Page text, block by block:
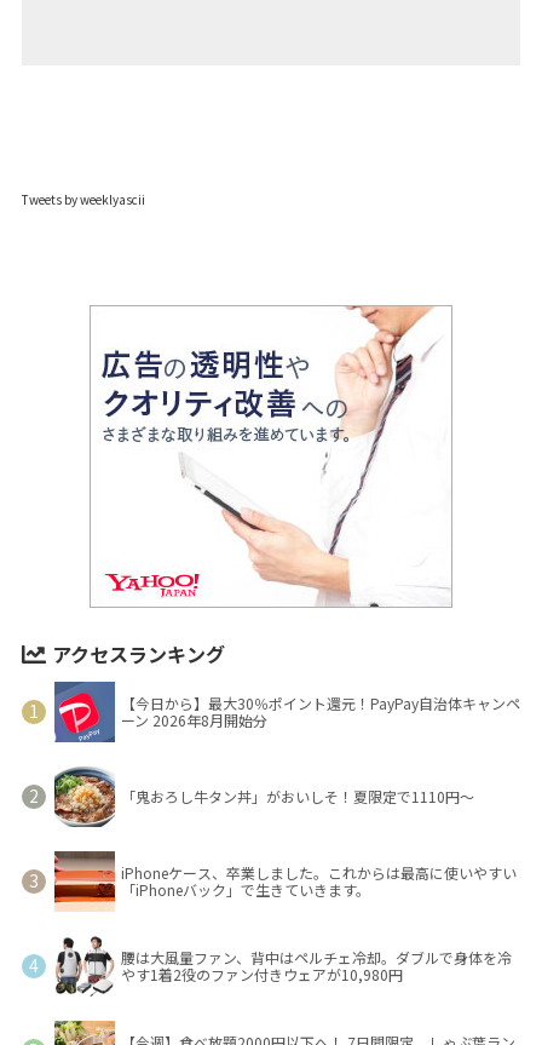
Tweets by weeklyascii
アクセスランキング
【今日から】最大30％ポイント還元！PayPay自治体キャンペ
ーン 2026年8月開始分
「鬼おろし牛タン丼」がおいしそ！夏限定で1110円～
iPhoneケース、卒業しました。これからは最高に使いやすい
「iPhoneバック」で生きていきます。
腰は大風量ファン、背中はペルチェ冷却。ダブルで身体を冷
やす1着2役のファン付きウェアが10,980円